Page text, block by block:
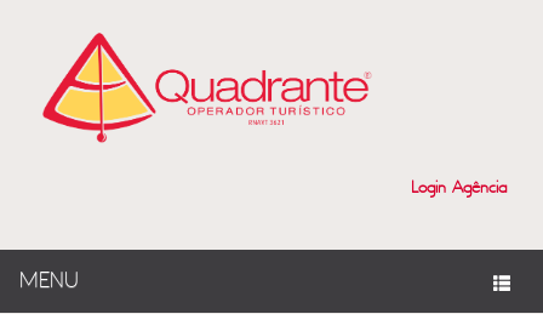
Login Agência
MENU